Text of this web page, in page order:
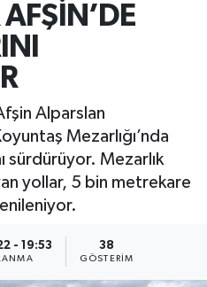
Alparslan
Mezarlığı’nda
sürdürüyor. Mezarlık
yollar, 5 bin metrekare
- 19:53 38
GÖSTERIM
ve Fikstür